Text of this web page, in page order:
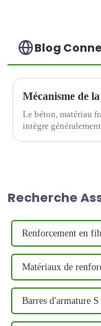
Blog
Le béton, matériau
intègre
manière suivante :
Recherche
Renforcement en
Matériaux de
Barres d'armature S